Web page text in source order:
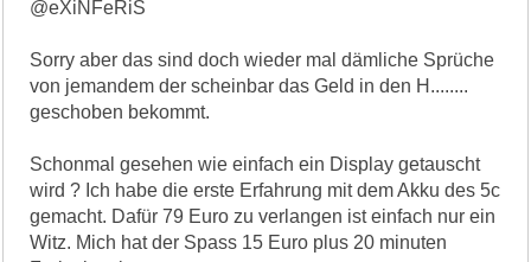
@eXiNFeRiS
Sorry aber das sind doch wieder mal dämliche Sprüche
von jemandem der scheinbar das Geld in den H........
geschoben bekommt.
Schonmal gesehen wie einfach ein Display getauscht
wird ? Ich habe die erste Erfahrung mit dem Akku des 5c
gemacht. Dafür 79 Euro zu verlangen ist einfach nur ein
Witz. Mich hat der Spass 15 Euro plus 20 minuten